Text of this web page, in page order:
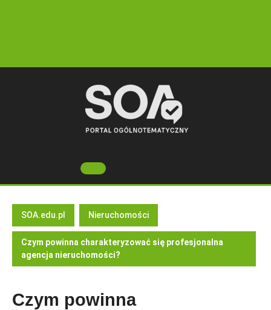
Open
Button
SOA.edu.pl Nieruchomości
Czym powinna charakteryzować się profesjonalna
agencja nieruchomości?
Czym powinna